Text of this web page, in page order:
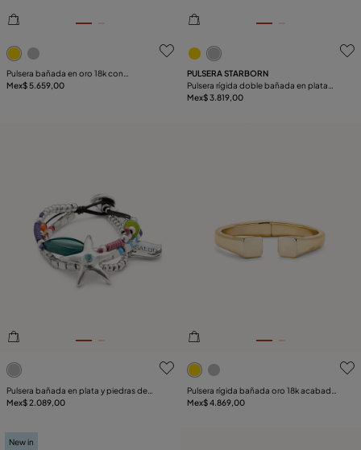
3.2de 5 Valoración del cliente
Pulsera bañada en oro 18k con
eslabones ovalados medianos
Mex$ 5.659,00
5de 5 Valoración del cliente
PULSERA STARBORN
Pulsera rígida doble bañada en plata
estrella de mar
Mex$ 3.819,00
5de 5 Valoración del cliente
Pulsera bañada en plata y piedras de
resina
Mex$ 2.089,00
3.8de 5 Valoración del
Pulsera rígida bañada oro 18k acabado
liso y forma cuadrada
Mex$ 4.869,00
New in